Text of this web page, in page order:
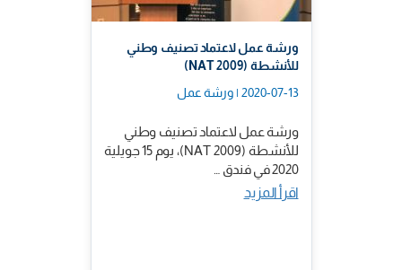
ورشة عمل لاعتماد تصنيف وطني
للأنشطة (NAT 2009)
2020-07-13 | ورشة عمل
ورشة عمل لاعتماد تصنيف وطني
للأنشطة (NAT 2009)، يوم 15 جويلية
2020 في فندق …
اقرأ المزيد